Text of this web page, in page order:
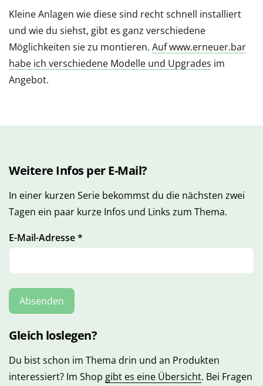
Kleine Anlagen wie diese sind recht schnell installiert
und wie du siehst, gibt es ganz verschiedene
Möglichkeiten sie zu montieren. Auf www.erneuer.bar
habe ich verschiedene Modelle und Upgrades im
Angebot.
Weitere Infos per E-Mail?
In einer kurzen Serie bekommst du die nächsten zwei
Tagen ein paar kurze Infos und Links zum Thema.
E-Mail-Adresse*
Gleich loslegen?
Du bist schon im Thema drin und an Produkten
interessiert? Im Shop gibt es eine Übersicht. Bei Fragen